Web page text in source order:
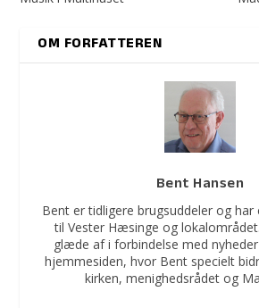
OM FORFATTEREN
Bent Hansen
Bent er tidligere brugsuddeler og
til Vester Hæsinge og
glæde af i forbindelse med
hjemmesiden, hvor Bent specielt
kirken, menighedsrådet og